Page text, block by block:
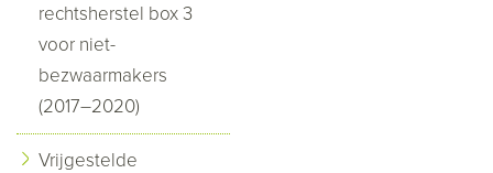
rechtsherstel box 3
voor niet-
bezwaarmakers
(2017–2020)
Vrijgestelde